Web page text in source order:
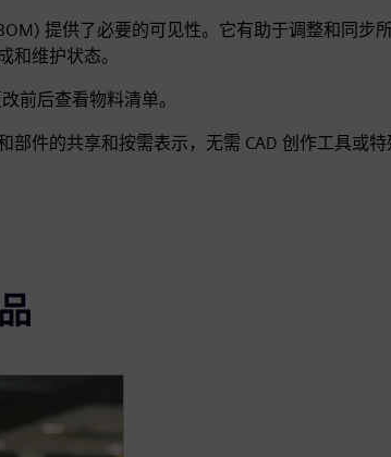
提供了必要的可见性。它有助于调整和同步
和维护状态。
前后查看物料清单。
部件的共享和按需表示，无需 CAD 创作工具或